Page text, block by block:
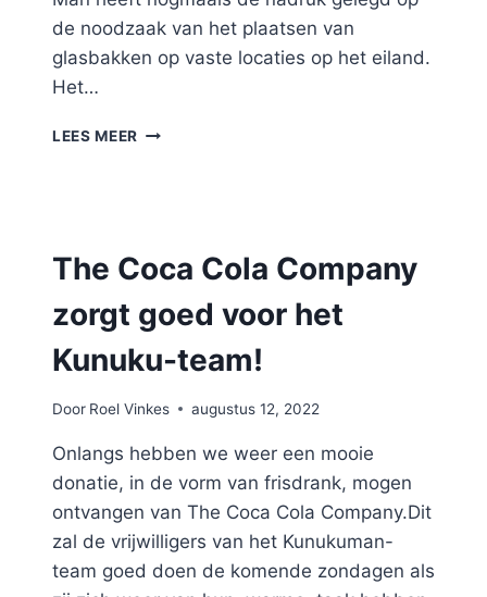
de noodzaak van het plaatsen van
glasbakken op vaste locaties op het eiland.
Het…
LEES MEER KUNUKU
MURRAY
HET
PLAATSEN
VAN
OP
The Coca Cola Company
zorgt goed voor het
Kunuku-team!
Door Roel Vinkes augustus 12, 2022
Onlangs hebben we weer een mooie
donatie, in de vorm van frisdrank, mogen
ontvangen van The Coca Cola Company.Dit
zal de vrijwilligers van het Kunukuman-
team goed doen de komende zondagen als